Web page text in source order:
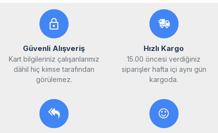
Güvenli Alışveriş
Kart bilgileriniz çalışanlarımız
dâhil hiç kimse tarafından
görülemez.
Hızlı Kargo
15.00 öncesi verdiğiniz
siparişler hafta içi aynı gün
kargoda.